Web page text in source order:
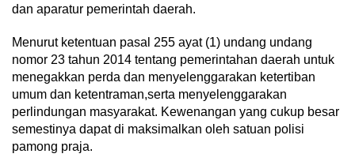
dan aparatur pemerintah daerah.
Menurut ketentuan pasal 255 ayat (1) undang undang
nomor 23 tahun 2014 tentang pemerintahan daerah untuk
menegakkan perda dan menyelenggarakan ketertiban
umum dan ketentraman,serta menyelenggarakan
perlindungan masyarakat. Kewenangan yang cukup besar
semestinya dapat di maksimalkan oleh satuan polisi
pamong praja.